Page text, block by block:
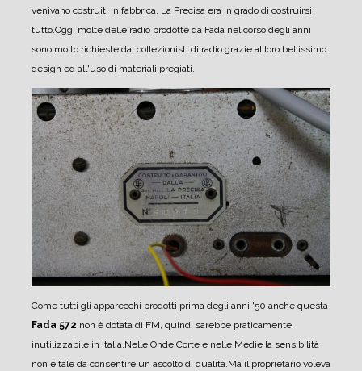
venivano costruiti in fabbrica. La Precisa era in grado di costruirsi
tutto. Oggi molte delle radio prodotte da Fada nel corso degli anni
sono molto richieste dai collezionisti di radio grazie al loro bellissimo
design ed all'uso di materiali pregiati.
Come tutti gli apparecchi prodotti prima degli anni '50 anche questa
Fada 572 non è dotata di FM, quindi sarebbe praticamente
inutilizzabile in Italia.Nelle Onde Corte e nelle Medie la sensibilità
non è tale da consentire un ascolto di qualità.Ma il proprietario voleva